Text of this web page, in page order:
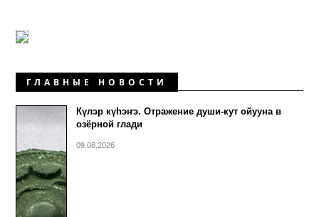
ГЛАВНЫЕ НОВОСТИ
Күлэр күhэҥэ. Отражение души-кут ойууна в
озёрной глади
09.08.2026